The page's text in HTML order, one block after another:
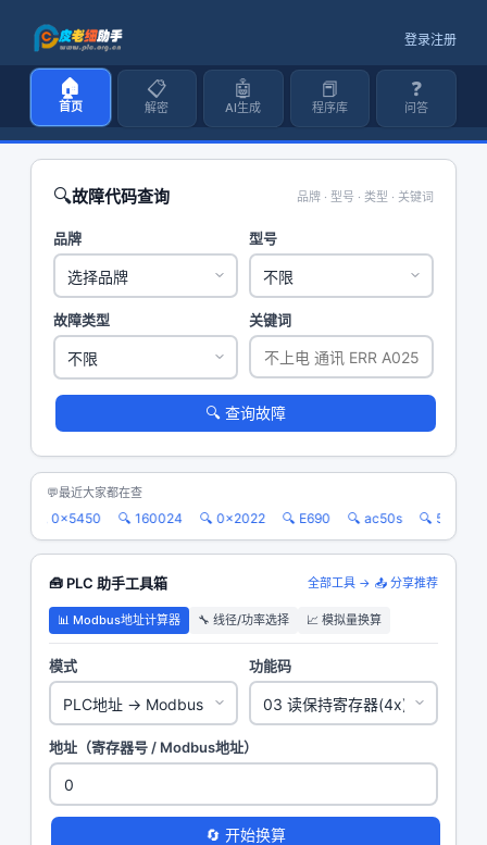
登录注册
🏠
首页
📋
解密
🤖
AI生成
📕
程序库
❓
问答
🔍故障代码查询 品牌 · 型号 · 类型 · 关键词
品牌 型号
故障类型 关键词
🔍 查询故障
💬最近大家都在查
🔍 0x5450 🔍 160024 🔍 0x2022 🔍 E690 🔍 ac50s 🔍 530
🧰 PLC 助手工具箱 全部工具 → 📤 分享推荐
📊 Modbus地址计算器 🔧 线径/功率选择 📈 模拟量换算
模式 功能码
地址（寄存器号 / Modbus地址）
🔄 开始换算